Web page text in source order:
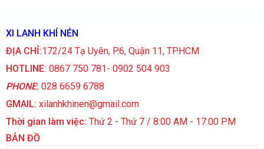
XI LANH KHÍ NÉN
ĐỊA CHỈ:172/24 Tạ Uyên, P.6, Quận 11, TP.HCM
HOTLINE: 0867 750 781- 0902 504 903
PHONE: 028 6659 6788
GMAIL: xilanhkhinen@gmail.com
Thời gian làm việc: Thứ 2 - Thứ 7 / 8:00 AM - 17:00 PM
BẢN ĐỒ